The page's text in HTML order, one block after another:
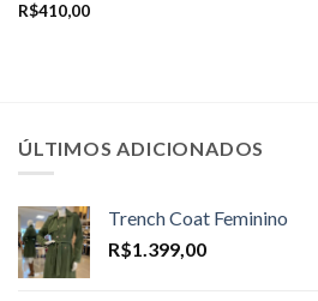
R$410,00
ÚLTIMOS ADICIONADOS
Trench Coat Feminino
R$1.399,00